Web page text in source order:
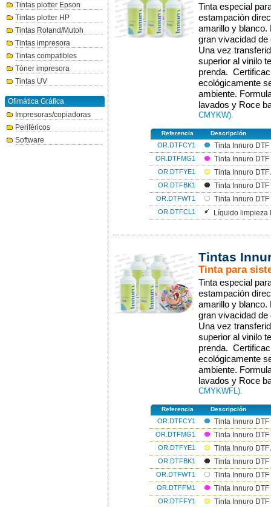
Tintas plotter Epson
Tintas plotter HP
Tintas Roland/Mutoh
Tintas impresora
Tintas compatibles
Tóner impresora
Tintas UV
Ofimática Gráfica
Impresoras/copiadoras
Periféricos
Software
Tinta especial
estampación
amarillo y blanco.
gran vivacidad
Una vez
superior al vinilo
prenda.
ecológicamente
ambiente.
lavados y Roce
CMYKW).
Referencia Descripción
OR.DTFCY1 Tinta Innuro
OR.DTFMG1 Tinta Innuro
OR.DTFYE1 Tinta Innuro
OR.DTFBK1 Tinta Innuro
OR.DTFWT1 Tinta Innuro
OR.DTFCL1 Líquido limpieza
Tintas
Tinta para
Tinta especial
estampación
amarillo y blanco.
gran vivacidad
Una vez
superior al vinilo
prenda.
ecológicamente
ambiente.
lavados y Roce
CMYKWFL).
Referencia Descripción
OR.DTFCY1 Tinta Innuro
OR.DTFMG1 Tinta Innuro
OR.DTFYE1 Tinta Innuro
OR.DTFBK1 Tinta Innuro
OR.DTFWT1 Tinta Innuro
OR.DTFFM1 Tinta Innuro
OR.DTFFY1 Tinta Innuro